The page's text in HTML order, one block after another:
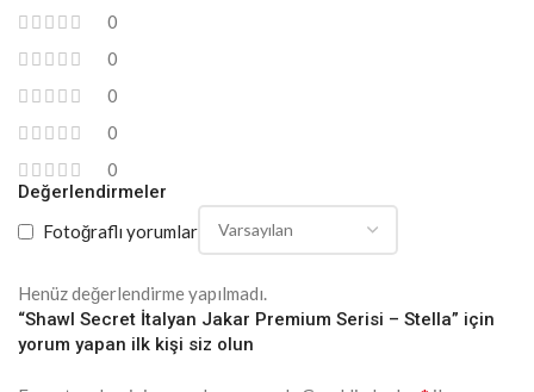
0
0
0
0
0
Değerlendirmeler
Fotoğraflı yorumlar
Henüz değerlendirme yapılmadı.
“Shawl Secret İtalyan Jakar Premium Serisi – Stella” için
yorum yapan ilk kişi siz olun